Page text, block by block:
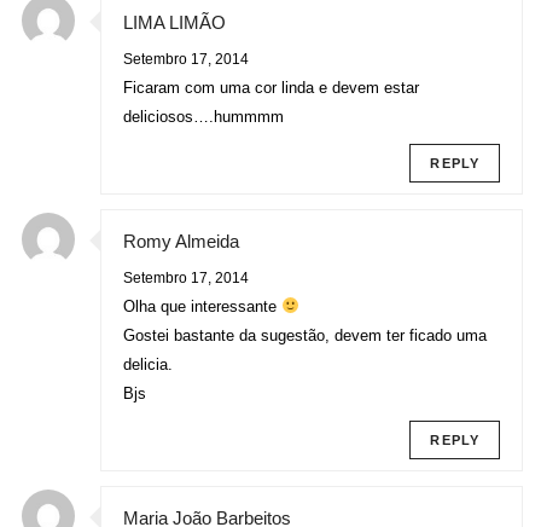
LIMA LIMÃO
Setembro 17, 2014
Ficaram com uma cor linda e devem estar
deliciosos….hummmm
REPLY
Romy Almeida
Setembro 17, 2014
Olha que interessante
Gostei bastante da sugestão, devem ter ficado uma
delicia.
Bjs
REPLY
Maria João Barbeitos